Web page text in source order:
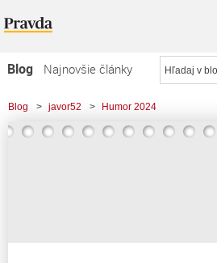
Blog
Najnovšie články
Najčítanejšie články
Najkomentovanejšie články
Blog > javor52 > Humor 2024